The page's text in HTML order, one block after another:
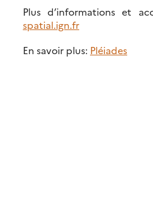
Plus d’informations et
spatial.ign.fr
En savoir plus: Pléiades